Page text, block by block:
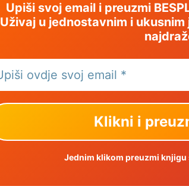
Upiši svoj email i preuzmi
Uživaj u jednostavnim i
Jednim klikom preuzmi